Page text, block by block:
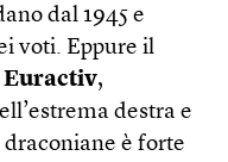
dal 1945 e
voti. Eppure il
Euractiv,
destra e
è forte